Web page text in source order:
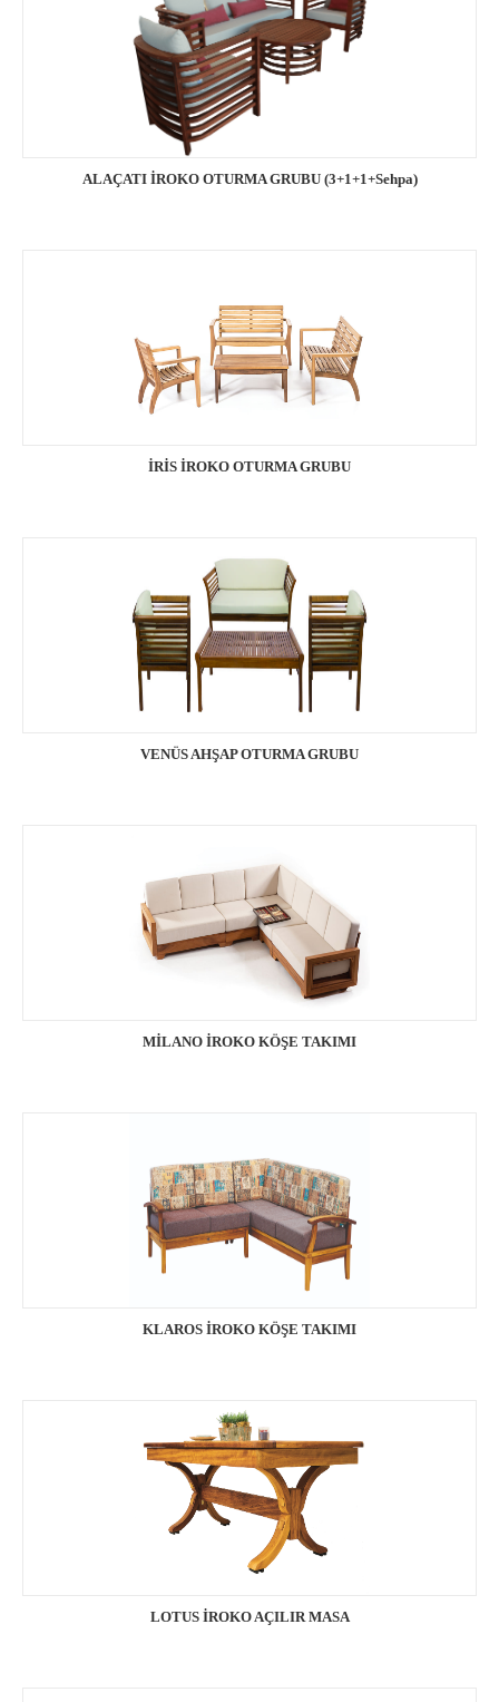
ALAÇATI İROKO OTURMA GRUBU (3+1+1+Sehpa)
İRİS İROKO OTURMA GRUBU
VENÜS AHŞAP OTURMA GRUBU
MİLANO İROKO KÖŞE TAKIMI
KLAROS İROKO KÖŞE TAKIMI
LOTUS İROKO AÇILIR MASA